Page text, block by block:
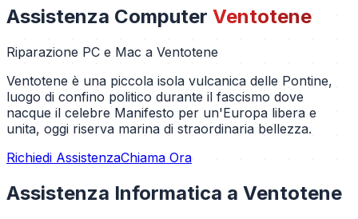
Assistenza Computer Ventotene
Riparazione PC e Mac a Ventotene
Ventotene è una piccola isola vulcanica delle Pontine,
luogo di confino politico durante il fascismo dove
nacque il celebre Manifesto per un'Europa libera e
unita, oggi riserva marina di straordinaria bellezza.
Richiedi AssistenzaChiama Ora
Assistenza Informatica a Ventotene